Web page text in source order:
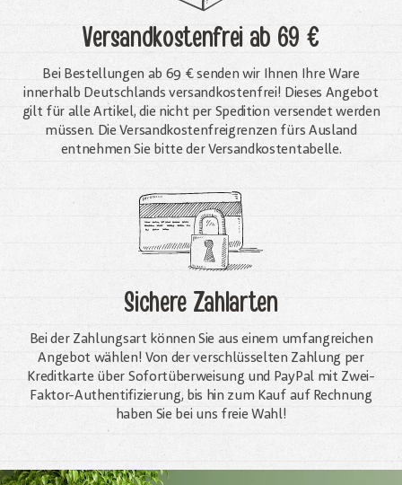
Versandkostenfreiab 69 €
Bei Bestellungen ab 69 € senden wir Ihnen Ihre Ware
innerhalb Deutschlands versandkostenfrei! Dieses Angebot
gilt für alle Artikel, die nicht per Spedition versendet werden
müssen. Die Versandkosten­freigrenzen fürs Ausland
entnehmen Sie bitte der Versandkostentabelle.
Sichere Zahlarten
Bei der Zahlungsart können Sie aus einem umfangreichen
Angebot wählen! Von der verschlüsselten Zahlung per
Kreditkarte über Sofortüberweisung und PayPal mit Zwei-
Faktor-Authentifizierung, bis hin zum Kauf auf Rechnung
haben Sie bei uns freie Wahl!